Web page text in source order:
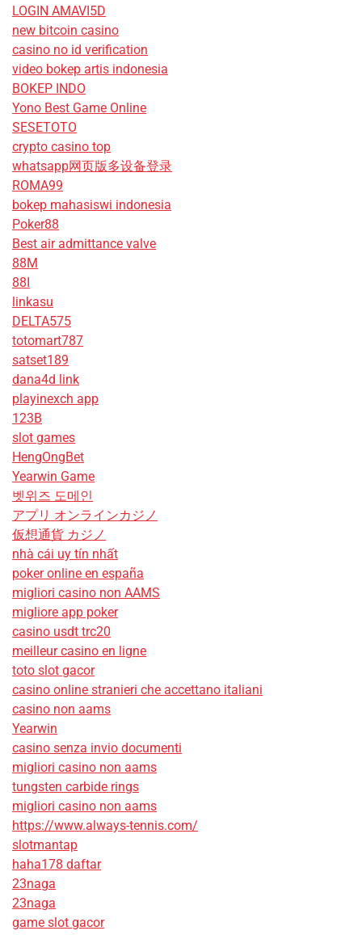
LOGIN AMAVI5D
new bitcoin casino
casino no id verification
video bokep artis indonesia
BOKEP INDO
Yono Best Game Online
SESETOTO
crypto casino top
whatsapp网页版多设备登录
ROMA99
bokep mahasiswi indonesia
Poker88
Best air admittance valve
88M
88I
linkasu
DELTA575
totomart787
satset189
dana4d link
playinexch app
123B
slot games
HengOngBet
Yearwin Game
벳위즈 도메인
アプリ オンラインカジノ
仮想通貨 カジノ
nhà cái uy tín nhất
poker online en españa
migliori casino non AAMS
migliore app poker
casino usdt trc20
meilleur casino en ligne
toto slot gacor
casino online stranieri che accettano italiani
casino non aams
Yearwin
casino senza invio documenti
migliori casino non aams
tungsten carbide rings
migliori casino non aams
https://www.always-tennis.com/
slotmantap
haha178 daftar
23naga
23naga
game slot gacor